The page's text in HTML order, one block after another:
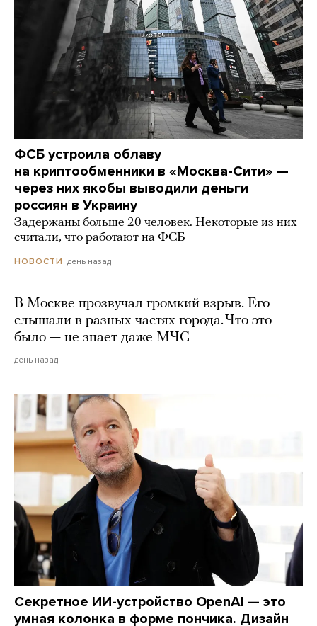
ФСБ устроила облаву
на криптообменники в «Москва-Сити» —
через них якобы выводили деньги
россиян в Украину
Задержаны больше 20 человек. Некоторые из них
считали, что работают на ФСБ
НОВОСТИ день назад
В Москве прозвучал громкий взрыв. Его
слышали в разных частях города. Что это
было — не знает даже МЧС
день назад
Секретное ИИ-устройство OpenAI — это
умная колонка в форме пончика. Дизайн